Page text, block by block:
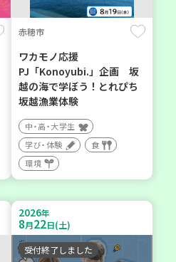
赤穂市
ワカモノ応援
PJ「Konoyubi.」企画 坂
越の海で学ぼう！とれぴち
坂越漁業体験
中・高・大学生
学び・体験
食
環境
2026年
8月22日(土)
受付終了しました